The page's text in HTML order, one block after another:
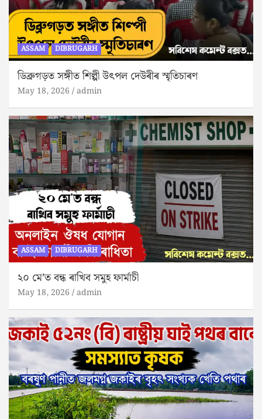
ASSAM DIBRUGARH
ডিব্ৰুগড়ত সঙ্গীত শিল্পী উৎপল দেউৰীৰ স্মৃতিচাৰণ
May 18, 2026 admin
ASSAM DIBRUGARH
২০ মে’ত বন্ধ ৰাখিব সমুহ ফাৰ্মাচী
May 18, 2026 admin